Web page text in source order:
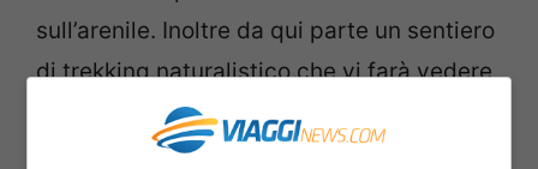
sull’arenile. Inoltre da qui parte un sentiero
di trekking naturalistico che vi farà vedere
tutte le bellezze della zona.